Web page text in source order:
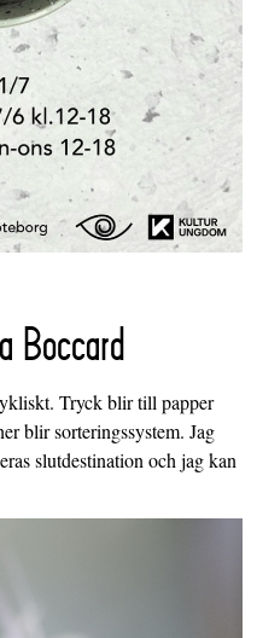
Boccard
Tryck blir till papper
blir sorteringssystem. Jag
slutdestination och jag kan